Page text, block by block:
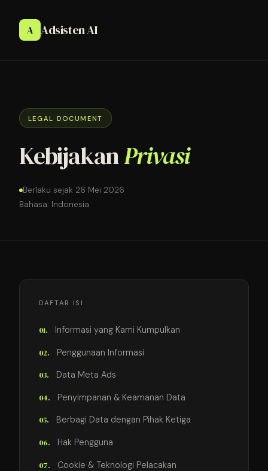
A Adsisten AI
LEGAL DOCUMENT
KebijakanPrivasi
Berlaku sejak 26 Mei 2026
Bahasa: Indonesia
DAFTAR ISI
Informasi yang Kami Kumpulkan
Penggunaan Informasi
Data Meta Ads
Penyimpanan & Keamanan Data
Berbagi Data dengan Pihak Ketiga
Hak Pengguna
Cookie & Teknologi Pelacakan